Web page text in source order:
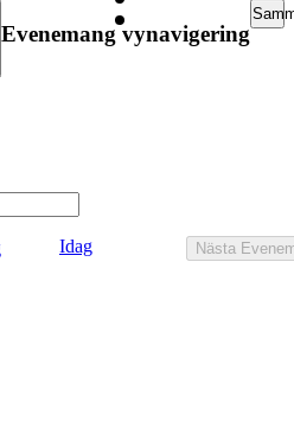
Evenemang vynavigering
Idag Nästa